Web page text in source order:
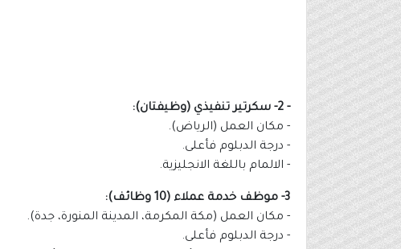
- 2- سكرتير تنفيذي (وظيفتان):
- مكان العمل (الرياض).
- درجة الدبلوم فأعلى.
- الالمام باللغة الانجليزية.
3- موظف خدمة عملاء (10 وظائف):
- مكان العمل (مكة المكرمة، المدينة المنورة، جدة).
- درجة الدبلوم فأعلى.